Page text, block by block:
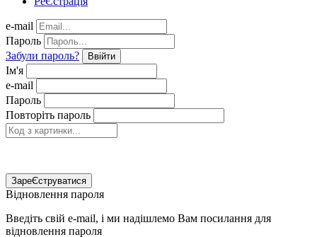
e-mail
Пароль
Забули пароль?
Ввійти
Ім'я
e-mail
Пароль
Повторіть пароль
ЗареЄструватися
Відновлення пароля
Введіть свій e-mail, і ми надішлемо Вам посилання для
відновлення пароля